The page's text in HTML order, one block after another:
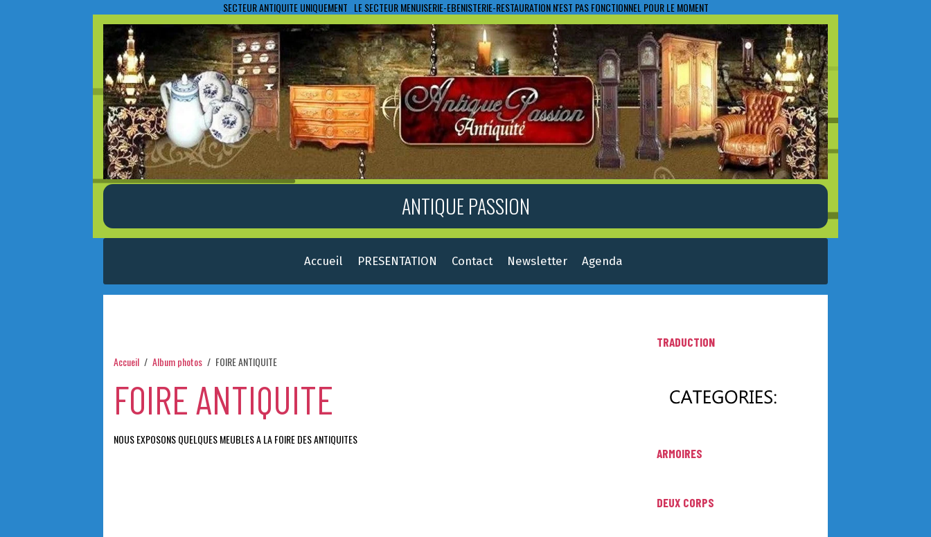
SECTEUR ANTIQUITE UNIQUEMENT LE SECTEUR MENUISERIE-EBENISTERIE-RESTAURATION N'EST PAS FONCTIONNEL POUR LE MOMENT
ANTIQUE PASSION
Accueil PRESENTATION Contact Newsletter Agenda
Accueil Album photos FOIRE ANTIQUITE
FOIRE ANTIQUITE
NOUS EXPOSONS QUELQUES MEUBLES A LA FOIRE DES ANTIQUITES
TRADUCTION
ARMOIRES
DEUX CORPS